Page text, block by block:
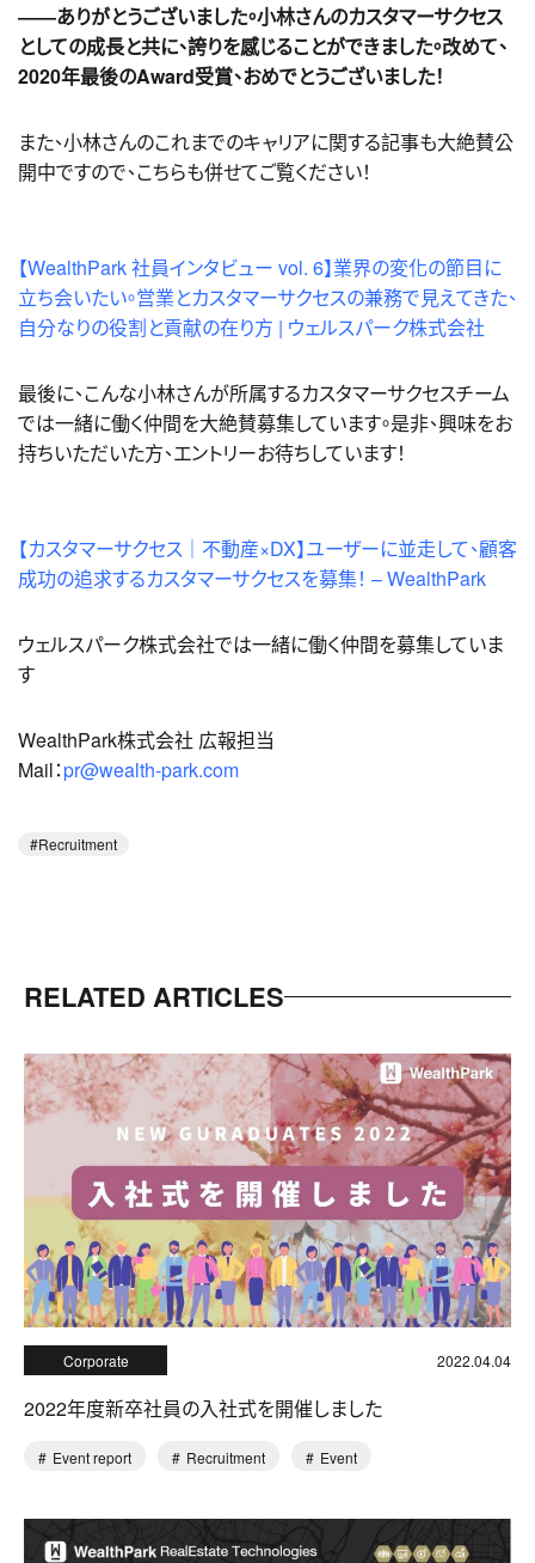
――ありがとうございました。小林さんのカスタマーサクセス
としての成長と共に、誇りを感じることができました。改めて、
2020年最後のAward受賞、おめでとうございました！
また、小林さんのこれまでのキャリアに関する記事も大絶賛公
開中ですので、こちらも併せてご覧ください！
【WealthPark 社員インタビュー vol. 6】業界の変化の節目に
立ち会いたい。営業とカスタマーサクセスの兼務で見えてきた、
自分なりの役割と貢献の在り方 | ウェルスパーク株式会社
最後に、こんな小林さんが所属するカスタマーサクセスチーム
では一緒に働く仲間を大絶賛募集しています。是非、興味をお
持ちいただいた方、エントリーお待ちしています！
【カスタマーサクセス｜不動産×DX】ユーザーに並走して、顧客
成功の追求するカスタマーサクセスを募集！ – WealthPark
ウェルスパーク株式会社では一緒に働く仲間を募集していま
す
WealthPark株式会社 広報担当
Mail：pr@wealth-park.com
Recruitment
RELATED ARTICLES
Corporate 2022.04.04
2022年度新卒社員の入社式を開催しました
Event report Recruitment Event